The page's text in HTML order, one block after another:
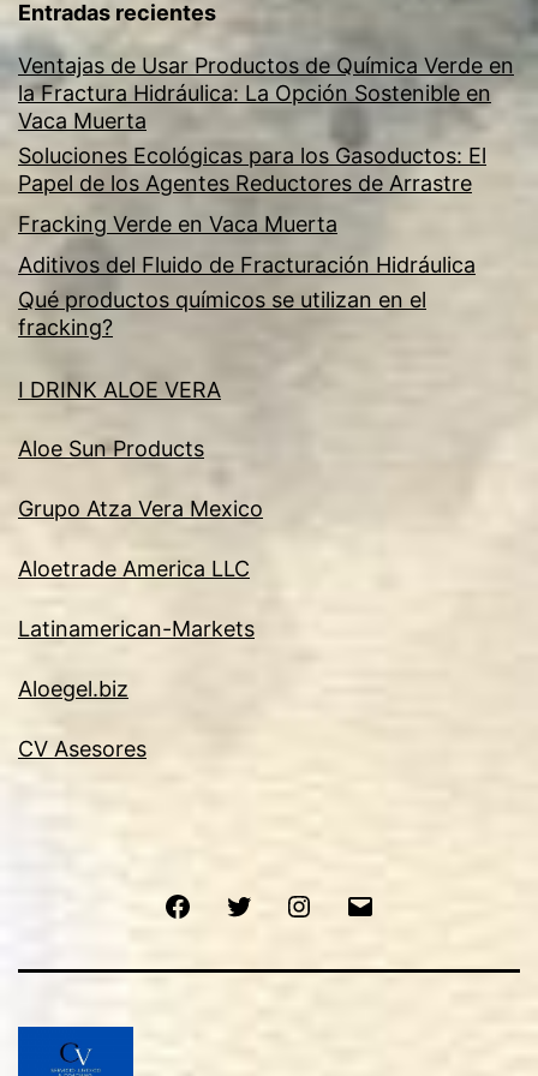
Entradas recientes
Ventajas de Usar Productos de Química Verde en
la Fractura Hidráulica: La Opción Sostenible en
Vaca Muerta
Soluciones Ecológicas para los Gasoductos: El
Papel de los Agentes Reductores de Arrastre
Fracking Verde en Vaca Muerta
Aditivos del Fluido de Fracturación Hidráulica
Qué productos químicos se utilizan en el
fracking?
I DRINK ALOE VERA
Aloe Sun Products
Grupo Atza Vera Mexico
Aloetrade America LLC
Latinamerican-Markets
Aloegel.biz
CV Asesores
FacebookTwitter Instagram